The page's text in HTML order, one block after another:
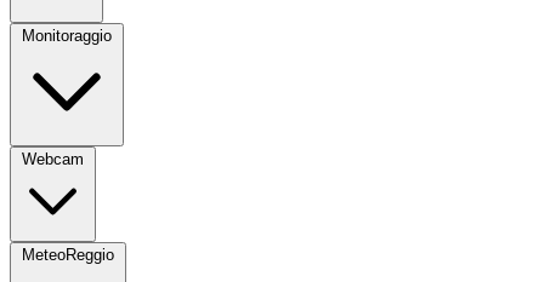
Monitoraggio
Webcam
MeteoReggio